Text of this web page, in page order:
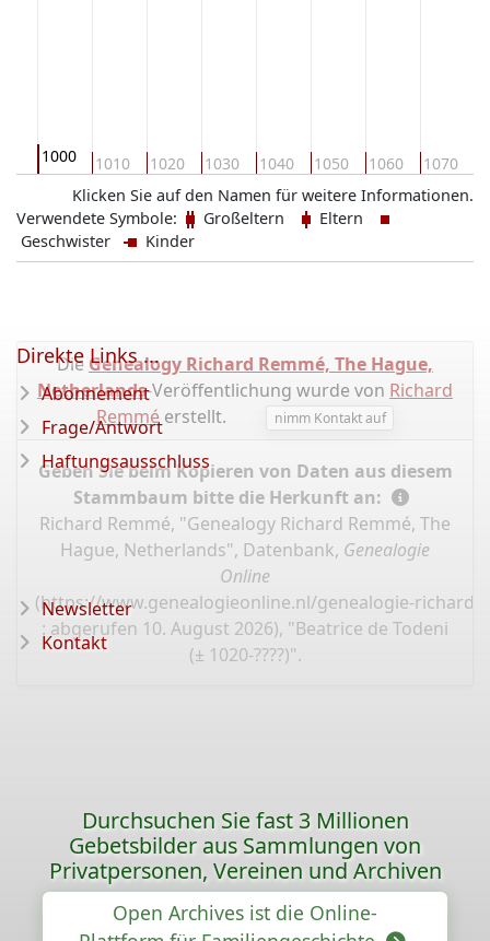
1000 1010 1020 1030 1040 1050 1060 1070
Klicken Sie auf den Namen für weitere Informationen.
Verwendete Symbole:
Großeltern
Eltern
Geschwister
Kinder
Die Genealogy Richard Remmé, The Hague,
Netherlands-Veröffentlichung wurde von Richard
Remméerstellt. nimm Kontakt auf
Geben Sie beim Kopieren von Daten aus diesem
Stammbaum bitte die Herkunft an:
Richard Remmé, "Genealogy Richard Remmé, The
Hague, Netherlands", Datenbank, Genealogie
Online
(https://www.genealogieonline.nl/genealogie-richard-
: abgerufen 10. August 2026), "Beatrice de Todeni
(± 1020-????)".
Direkte Links ...
Abonnement
Frage/Antwort
Haftungsausschluss
Newsletter
Kontakt
Durchsuchen Sie fast 3 Millionen
Gebetsbilder aus Sammlungen von
Privatpersonen, Vereinen und Archiven
Open Archives ist die Online-